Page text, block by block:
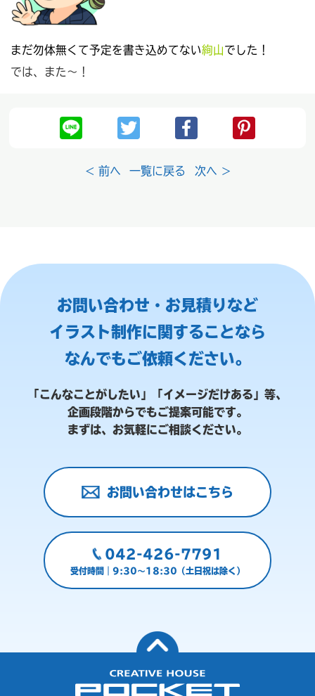
まだ勿体無くて予定を書き込めてない絢山でした！
では、また〜！
< 前へ 一覧に戻る 次へ >
お問い合わせ・お見積りなど
イラスト制作に関することなら
なんでもご依頼ください。
「こんなことがしたい」「イメージだけある」等、
企画段階からでもご提案可能です。
まずは、お気軽にご相談ください。
お問い合わせはこちら
042-426-7791
受付時間｜9:30～18:30（土日祝は除く）